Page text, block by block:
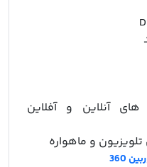
آنلاین و آفلاین
و ماهواره
360